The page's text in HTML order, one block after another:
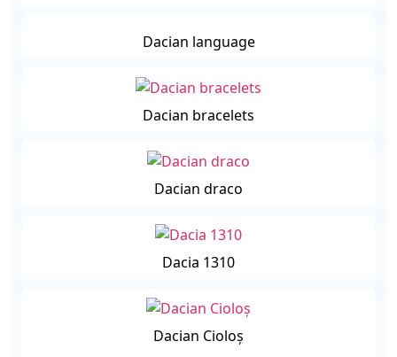
Dacian language
Dacian bracelets
Dacian draco
Dacia 1310
Dacian Cioloș